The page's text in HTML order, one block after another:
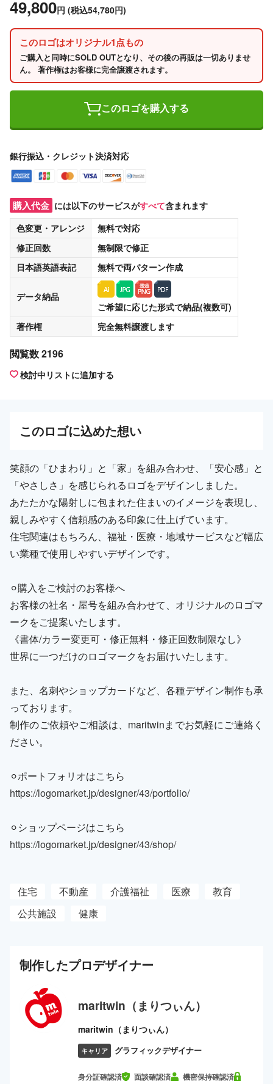
49,800円 (税込54,780円)
このロゴはオリジナル1点もの
ご購入と同時にSOLD OUTとなり、その後の再販は一切ありませ
ん。 著作権はお客様に完全譲渡されます。
このロゴを購入する
銀行振込・クレジット決済対応
購入代金 には以下のサービスがすべて含まれます
色変更・アレンジ
無料で対応
修正回数
無制限で修正
日本語英語表記
無料で両パターン作成
データ納品
ご希望に応じた形式で納品(複数可)
著作権
完全無料譲渡します
閲覧数 2196
検討中リストに追加する
このロゴに込めた想い
笑顔の「ひまわり」と「家」を組み合わせ、「安心感」と
「やさしさ」を感じられるロゴをデザインしました。
あたたかな陽射しに包まれた住まいのイメージを表現し、
親しみやすく信頼感のある印象に仕上げています。
住宅関連はもちろん、福祉・医療・地域サービスなど幅広
い業種で使用しやすいデザインです。
⚪︎購入をご検討のお客様へ
お客様の社名・屋号を組み合わせて、オリジナルのロゴマ
ークをご提案いたします。
《書体/カラー変更可・修正無料・修正回数制限なし》
世界に一つだけのロゴマークをお届けいたします。
また、名刺やショップカードなど、各種デザイン制作も承
っております。
制作のご依頼やご相談は、maritwinまでお気軽にご連絡く
ださい。
⚪︎ポートフォリオはこちら
https://logomarket.jp/designer/43/portfolio/
⚪︎ショップページはこちら
https://logomarket.jp/designer/43/shop/
住宅 不動産 介護福祉 医療
教育
公共施設
健康
制作したプロデザイナー
maritwin（まりつぃん）
maritwin（まりつぃん）
キャリア グラフィックデザイナー
身分証確認済 面談確認済 機密保持確認済